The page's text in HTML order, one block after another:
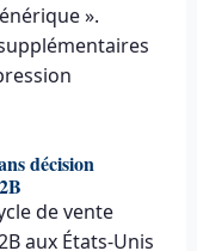
».
décision
de vente
aux États-Unis